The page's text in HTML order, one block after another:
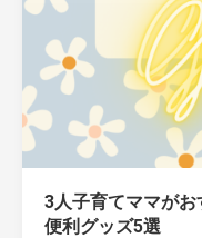
3人子育てママが
便利グッズ5選